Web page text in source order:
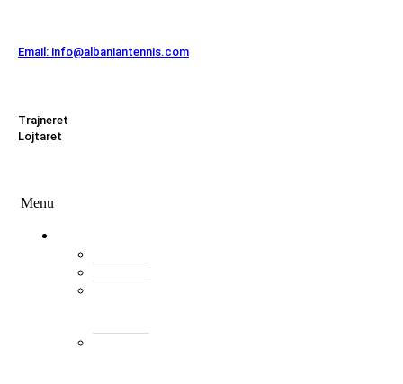
Email: info@albaniantennis.com
Trajneret
Lojtaret
Menu